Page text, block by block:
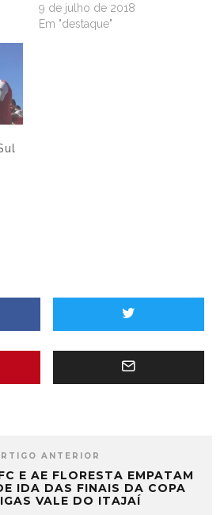
9 de julho de 2018
Em "destaque"
ANTERIOR
E AE FLORESTA EMPATAM
IDA DAS FINAIS DA COPA
VALE DO ITAJAÍ